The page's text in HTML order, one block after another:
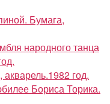
Бумага,
народного танца
год.
Бориса Торика.